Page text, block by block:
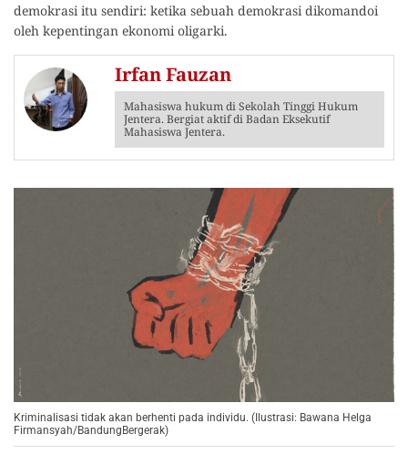
demokrasi itu sendiri: ketika sebuah demokrasi dikomandoi
oleh kepentingan ekonomi oligarki.
Irfan Fauzan
Mahasiswa hukum di Sekolah Tinggi Hukum
Jentera. Bergiat aktif di Badan Eksekutif
Mahasiswa Jentera.
Kriminalisasi tidak akan berhenti pada individu. (Ilustrasi: Bawana Helga
Firmansyah/BandungBergerak)